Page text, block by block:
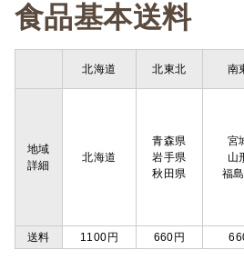
食品基本
北海道 北東北 南
地域
詳細
北海道
青森県
岩手県
秋田県
宮
山
福
送料
1100円 660円